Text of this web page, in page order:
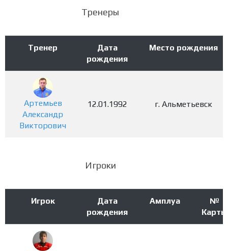
Тренеры
Тренер
Дата
рождения
Место рождения
Артемьев
Александр
Викторович
12.01.1992 г. Альметьевск
Игроки
Игрок
Дата
рождения
Амплуа
№
Карты